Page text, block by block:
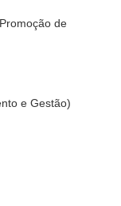
de
e Gestão)